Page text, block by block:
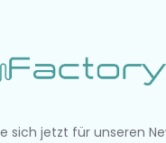
sich jetzt für unseren